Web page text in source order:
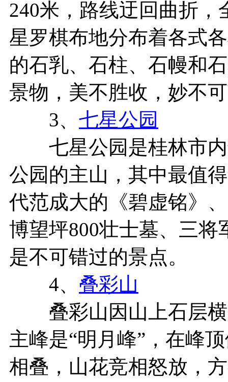
240米，路线迂回曲折
星罗棋布地分布着各式
的石乳、石柱、石幔和
景物，美不胜收，妙不
3、 七星公园
七星公园是桂林市内
公园的主山，其中最值
代范成大的《碧虚铭》
博望坪800壮士墓、三
是不可错过的景点。
4、 叠彩山
叠彩山因山上石层横
主峰是“明月峰”，在峰
相叠，山花竞相怒放，